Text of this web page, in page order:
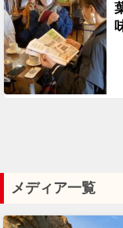
メディア一覧